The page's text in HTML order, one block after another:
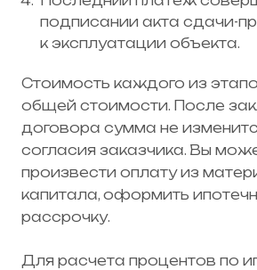
подписании акта сдачи-
к эксплуатации объекта.
Стоимость каждого из
общей стоимости. После
договора сумма не
согласия заказчика. Вы
произвести оплату из
капитала, оформить
рассрочку.
Для расчета процентов по